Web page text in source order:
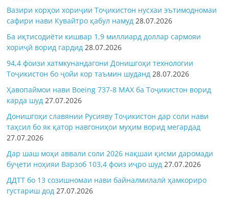
Вазири корҳои хориҷии Тоҷикистон нусхаи эътимодномаи
сафири нави Кувайтро қабул намуд 28.07.2026
Ба иқтисодиёти кишвар 1,9 миллиард доллар сармояи
хориҷӣ ворид гардид 28.07.2026
94,4 фоизи хатмкунандагони Донишгоҳи технологии
Тоҷикистон бо ҷойи кор таъмин шуданд 28.07.2026
Ҳавопаймои нави Boeing 737-8 MAX ба Тоҷикистон ворид
карда шуд 27.07.2026
Донишгоҳи славянии Русияву Тоҷикистон дар соли нави
таҳсил бо як қатор навгониҳои муҳим ворид мегардад
27.07.2026
Дар шаш моҳи аввали соли 2026 нақшаи қисми даромади
буҷети ноҳияи Варзоб 103,4 фоиз иҷро шуд 27.07.2026
ДДТТ бо 13 созишномаи нави байналмилалӣ ҳамкориро
густариш дод 27.07.2026